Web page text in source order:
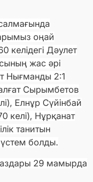
оңай
келідегі Дәулет
жас әрі
Нығманды 2:1
Сырымбетов
Елнұр Сүйінбай
келі), Нұрқанат
танитын
үстем болды.
29 мамырда